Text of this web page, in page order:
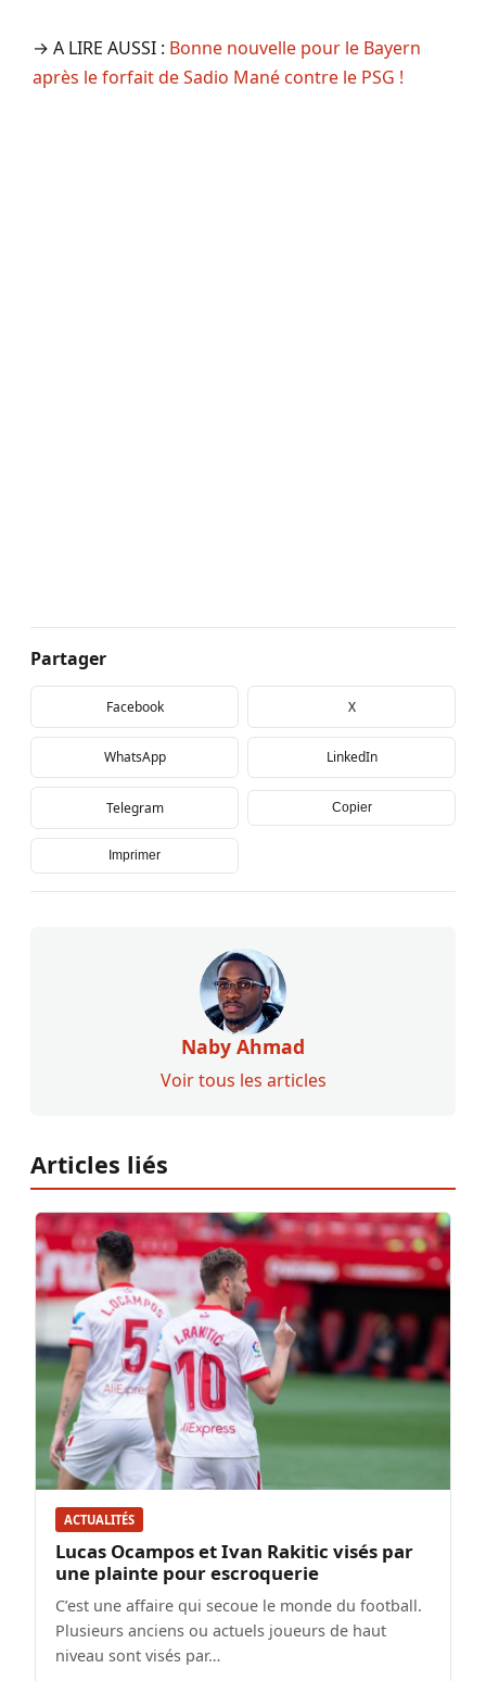
→ A LIRE AUSSI : Bonne nouvelle pour le Bayern
après le forfait de Sadio Mané contre le PSG !
Partager
Facebook X
WhatsApp LinkedIn
Telegram Copier
Imprimer
Naby Ahmad
Voir tous les articles
Articles liés
ACTUALITÉS
Lucas Ocampos et Ivan Rakitic visés par
une plainte pour escroquerie
C’est une affaire qui secoue le monde du football.
Plusieurs anciens ou actuels joueurs de haut
niveau sont visés par…